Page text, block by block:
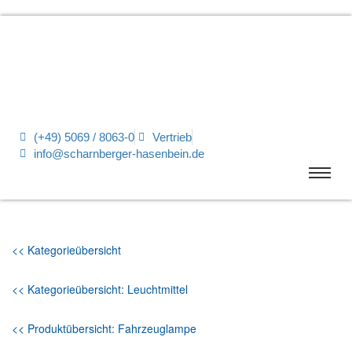
(+49) 5069 / 8063-0
Vertrieb
info@scharnberger-hasenbein.de
<< Kategorieübersicht
<< Kategorieübersicht: Leuchtmittel
<< Produktübersicht: Fahrzeuglampe